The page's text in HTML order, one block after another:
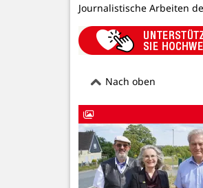
Journalistische Arbeiten
Nach oben